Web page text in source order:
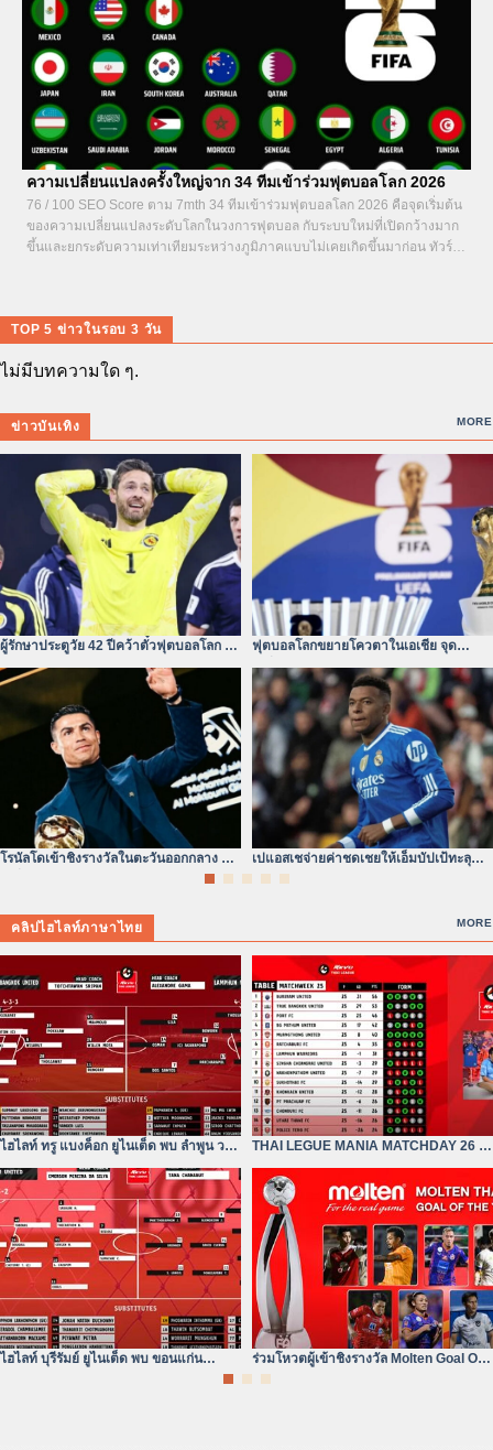
ความเปลี่ยนแปลงครั้งใหญ่จาก 34 ทีมเข้าร่วมฟุตบอลโลก 2026
76 / 100 SEO Score ตาม 7mth 34 ทีมเข้าร่วมฟุตบอลโลก 2026 คือจุดเริ่มต้น
ของความเปลี่ยนแปลงระดับโลกในวงการฟุตบอล กับระบบใหม่ที่เปิดกว้างมาก
ขึ้นและยกระดับความเท่าเทียมระหว่างภูมิภาคแบบไม่เคยเกิดขึ้นมาก่อน ทัวร์นา
TOP 5 ข่าวในรอบ 3 วัน
ไม่มีบทความใด ๆ.
ข่าวบันเทิง MORE
ผู้รักษาประตูวัย 42 ปีคว้าตั๋วฟุตบอลโลก –
หัวใจไม่ยอมแพ้
ฟุตบอลโลกขยายโควตาในเอเชีย จุด
เปลี่ยนของสมรภูมิเอเชีย
โรนัลโดเข้าชิงรางวัลในตะวันออกกลาง ยุค
เปแอสเชจ่ายค่าชดเชยให้เอ็มบัปเป้ทะลุ
300 ล้านดอลลาร์จริง
คลิปไฮไลท์ภาษาไทย MORE
ไฮไลท์ ทรู แบงค็อก ยูไนเต็ด พบ ลำพูน วอริ
เออร์| ไฮลักซ์ รีโว่
THAI LEGUE MANIA MATCHDAY 26 |
ทรู แบงค็อก ยังห่างอยู่ 3
ไฮไลท์ บุรีรัมย์ ยูไนเต็ด พบ ขอนแก่น
ร่วมโหวตผู้เข้าชิงรางวัล Molten Goal Of